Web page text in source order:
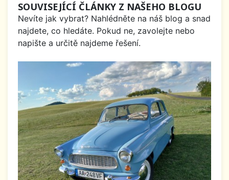
SOUVISEJÍCÍ ČLÁNKY Z NAŠEHO BLOGU
Nevíte jak vybrat? Nahlédněte na náš blog a snad
najdete, co hledáte. Pokud ne, zavolejte nebo
napište a určitě najdeme řešení.